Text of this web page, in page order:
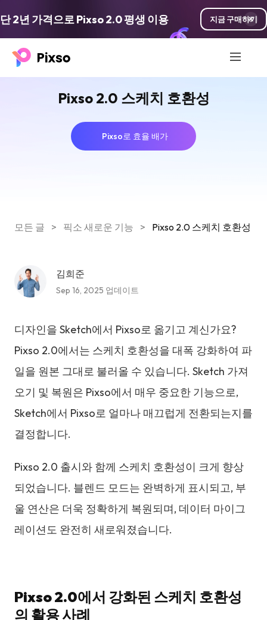
단 2년 가격으로 Pixso 2.0 평생 이용 지금 구매하기
Pixso 2.0 스케치 호환성
Pixso로 효율 배가
모든 글 > 픽소 새로운 기능 > Pixso 2.0 스케치 호환성
김희준
Sep 16, 2025 업데이트
디자인을 Sketch에서 Pixso로 옮기고 계신가요?
Pixso 2.0에서는 스케치 호환성을 대폭 강화하여 파
일을 원본 그대로 불러올 수 있습니다. Sketch 가져
오기 및 복원은 Pixso에서 매우 중요한 기능으로,
Sketch에서 Pixso로 얼마나 매끄럽게 전환되는지를
결정합니다.
Pixso 2.0 출시와 함께 스케치 호환성이 크게 향상
되었습니다. 블렌드 모드는 완벽하게 표시되고, 부
울 연산은 더욱 정확하게 복원되며, 데이터 마이그
레이션도 완전히 새로워졌습니다.
Pixso 2.0에서 강화된 스케치 호환성
의 활용 사례